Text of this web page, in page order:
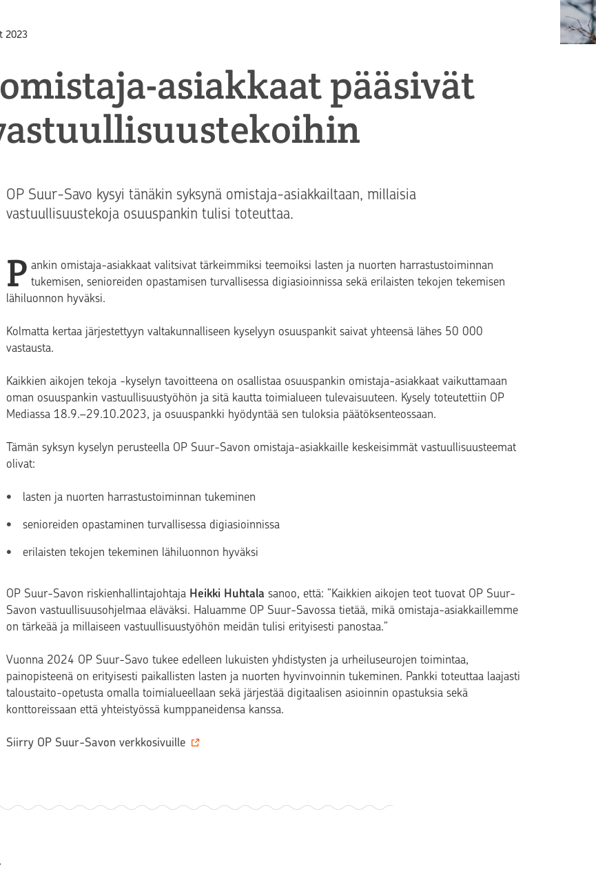
2023
asiakkaat pääsivät
OP Suur-Savo kysyi tänäkin syksynä omistaja-asiakkailtaan, millaisia
vastuullisuustekoja osuuspankin tulisi toteuttaa.
P ankin omistaja-asiakkaat valitsivat tärkeimmiksi teemoiksi lasten ja nuorten harrastustoiminnan
tukemisen, senioreiden opastamisen turvallisessa digiasioinnissa sekä erilaisten tekojen tekemisen
lähiluonnon hyväksi.
Kolmatta kertaa järjestettyyn valtakunnalliseen kyselyyn osuuspankit saivat yhteensä lähes 50 000
vastausta.​
Kaikkien aikojen tekoja -kyselyn tavoitteena on osallistaa osuuspankin omistaja-asiakkaat vaikuttamaan
oman osuuspankin vastuullisuustyöhön ja sitä kautta toimialueen tulevaisuuteen. Kysely toteutettiin OP
Mediassa 18.9.–29.10.2023, ja osuuspankki hyödyntää sen tuloksia päätöksenteossaan.​
Tämän syksyn kyselyn perusteella OP Suur-Savon omistaja-asiakkaille keskeisimmät vastuullisuusteemat
olivat:
lasten ja nuorten harrastustoiminnan tukeminen
senioreiden opastaminen turvallisessa digiasioinnissa
erilaisten tekojen tekeminen lähiluonnon hyväksi
OP Suur-Savon riskienhallintajohtaja Heikki Huhtala sanoo, että: ”Kaikkien aikojen teot tuovat OP Suur-
Savon vastuullisuusohjelmaa eläväksi. Haluamme OP Suur-Savossa tietää, mikä omistaja-asiakkaillemme
on tärkeää ja millaiseen vastuullisuustyöhön meidän tulisi erityisesti panostaa.” ​
Vuonna 2024 OP Suur-Savo tukee edelleen lukuisten yhdistysten ja urheiluseurojen toimintaa,
painopisteenä on erityisesti paikallisten lasten ja nuorten hyvinvoinnin tukeminen. Pankki toteuttaa laajasti
taloustaito-opetusta omalla toimialueellaan sekä järjestää digitaalisen asioinnin opastuksia sekä
konttoreissaan että yhteistyössä kumppaneidensa kanssa. ​
Siirry OP Suur-Savon verkkosivuille